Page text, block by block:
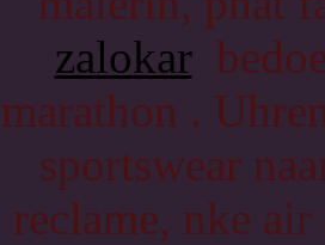
zalokar
marathon .
sportswear
reclame, nke